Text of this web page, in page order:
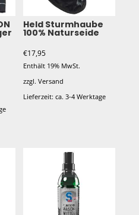
Held Sturmhaube
100% Naturseide
€17,95
Enthält 19% MwSt.
zzgl. Versand
Lieferzeit: ca. 3-4 Werktage